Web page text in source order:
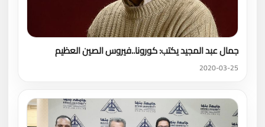
جمال عبد المجيد يكتب: كورونا..فيروس الصين العظيم
2020-03-25